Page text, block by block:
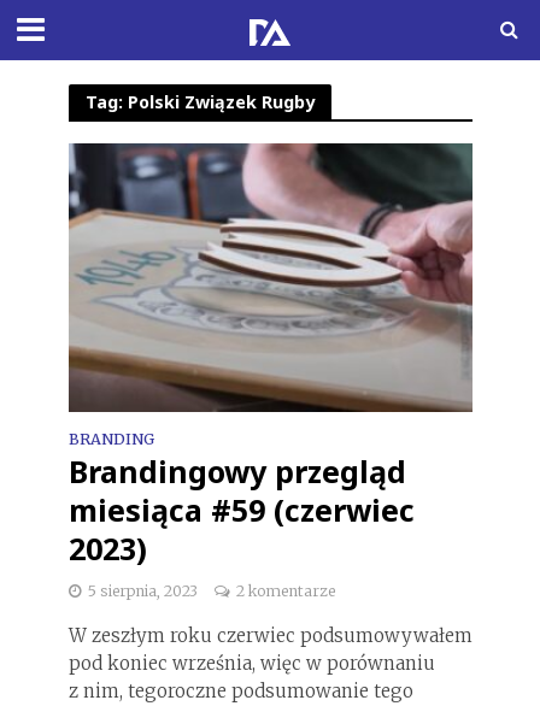
Tag: Polski Związek Rugby
BRANDING
Brandingowy przegląd
miesiąca #59 (czerwiec
2023)
5 sierpnia, 2023 2 komentarze
W zeszłym roku czerwiec podsumowywałem
pod koniec września, więc w porównaniu
z nim, tegoroczne podsumowanie tego